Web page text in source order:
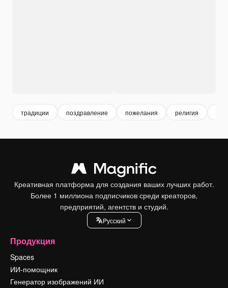
традиции поздравление пожелания религия
Креативная платформа для создания ваших лучших работ.
Более 1 миллиона подписчиков среди креаторов,
предприятий, агентств и студий.
Pусский
Продукция
Spaces
ИИ-помощник
Генератор изображений ИИ